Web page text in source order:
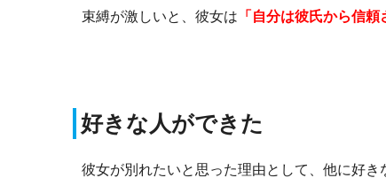
束縛が激しいと、彼女は 「自分は彼氏から信頼
好きな人ができた
彼女が別れたいと思った理由として、他に好き